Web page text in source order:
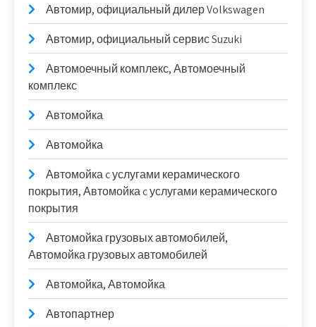
Автомир, официальный дилер Volkswagen
Автомир, официальный сервис Suzuki
Автомоечный комплекс, Автомоечный
комплекс
Автомойка
Автомойка
Автомойка c услугами керамического
покрытия, Автомойка c услугами керамического
покрытия
Автомойка грузовых автомобилей,
Автомойка грузовых автомобилей
Автомойка, Автомойка
Автопартнер